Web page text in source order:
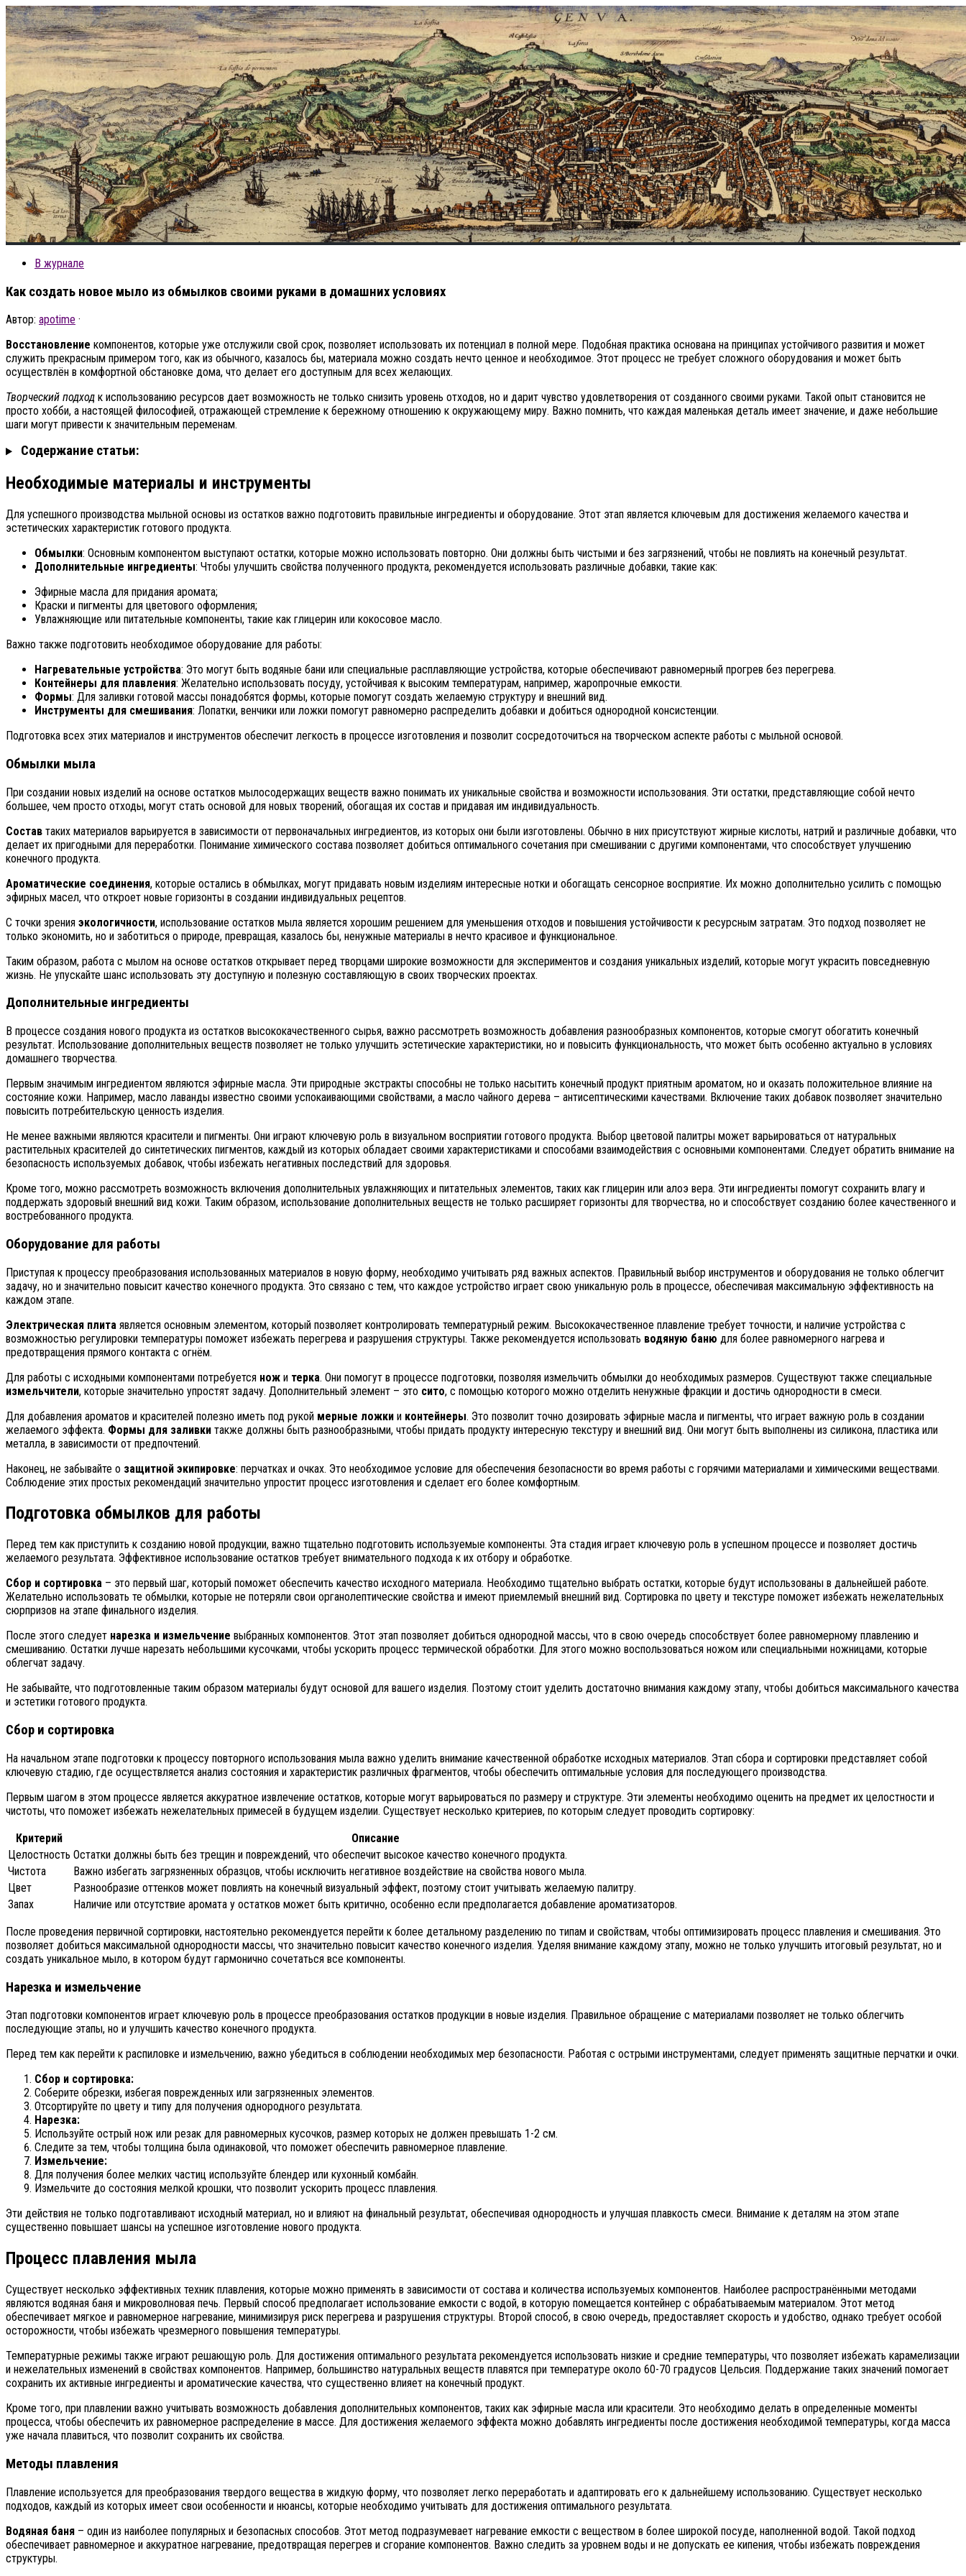
В журнале
Как создать новое мыло из обмылков своими руками в домашних условиях
Автор: apotime ·
Восстановление компонентов, которые уже отслужили свой срок, позволяет использовать их потенциал в полной мере. Подобная практика основана на принципах устойчивого развития и может
служить прекрасным примером того, как из обычного, казалось бы, материала можно создать нечто ценное и необходимое. Этот процесс не требует сложного оборудования и может быть
осуществлён в комфортной обстановке дома, что делает его доступным для всех желающих.
Творческий подход к использованию ресурсов дает возможность не только снизить уровень отходов, но и дарит чувство удовлетворения от созданного своими руками. Такой опыт становится не
просто хобби, а настоящей философией, отражающей стремление к бережному отношению к окружающему миру. Важно помнить, что каждая маленькая деталь имеет значение, и даже небольшие
шаги могут привести к значительным переменам.
Содержание статьи:
Необходимые материалы и инструменты
Для успешного производства мыльной основы из остатков важно подготовить правильные ингредиенты и оборудование. Этот этап является ключевым для достижения желаемого качества и
эстетических характеристик готового продукта.
Обмылки: Основным компонентом выступают остатки, которые можно использовать повторно. Они должны быть чистыми и без загрязнений, чтобы не повлиять на конечный результат.
Дополнительные ингредиенты: Чтобы улучшить свойства полученного продукта, рекомендуется использовать различные добавки, такие как:
Эфирные масла для придания аромата;
Краски и пигменты для цветового оформления;
Увлажняющие или питательные компоненты, такие как глицерин или кокосовое масло.
Важно также подготовить необходимое оборудование для работы:
Нагревательные устройства: Это могут быть водяные бани или специальные расплавляющие устройства, которые обеспечивают равномерный прогрев без перегрева.
Контейнеры для плавления: Желательно использовать посуду, устойчивая к высоким температурам, например, жаропрочные емкости.
Формы: Для заливки готовой массы понадобятся формы, которые помогут создать желаемую структуру и внешний вид.
Инструменты для смешивания: Лопатки, венчики или ложки помогут равномерно распределить добавки и добиться однородной консистенции.
Подготовка всех этих материалов и инструментов обеспечит легкость в процессе изготовления и позволит сосредоточиться на творческом аспекте работы с мыльной основой.
Обмылки мыла
При создании новых изделий на основе остатков мылосодержащих веществ важно понимать их уникальные свойства и возможности использования. Эти остатки, представляющие собой нечто
большее, чем просто отходы, могут стать основой для новых творений, обогащая их состав и придавая им индивидуальность.
Состав таких материалов варьируется в зависимости от первоначальных ингредиентов, из которых они были изготовлены. Обычно в них присутствуют жирные кислоты, натрий и различные добавки, что
делает их пригодными для переработки. Понимание химического состава позволяет добиться оптимального сочетания при смешивании с другими компонентами, что способствует улучшению
конечного продукта.
Ароматические соединения, которые остались в обмылках, могут придавать новым изделиям интересные нотки и обогащать сенсорное восприятие. Их можно дополнительно усилить с помощью
эфирных масел, что откроет новые горизонты в создании индивидуальных рецептов.
С точки зрения экологичности, использование остатков мыла является хорошим решением для уменьшения отходов и повышения устойчивости к ресурсным затратам. Это подход позволяет не
только экономить, но и заботиться о природе, превращая, казалось бы, ненужные материалы в нечто красивое и функциональное.
Таким образом, работа с мылом на основе остатков открывает перед творцами широкие возможности для экспериментов и создания уникальных изделий, которые могут украсить повседневную
жизнь. Не упускайте шанс использовать эту доступную и полезную составляющую в своих творческих проектах.
Дополнительные ингредиенты
В процессе создания нового продукта из остатков высококачественного сырья, важно рассмотреть возможность добавления разнообразных компонентов, которые смогут обогатить конечный
результат. Использование дополнительных веществ позволяет не только улучшить эстетические характеристики, но и повысить функциональность, что может быть особенно актуально в условиях
домашнего творчества.
Первым значимым ингредиентом являются эфирные масла. Эти природные экстракты способны не только насытить конечный продукт приятным ароматом, но и оказать положительное влияние на
состояние кожи. Например, масло лаванды известно своими успокаивающими свойствами, а масло чайного дерева – антисептическими качествами. Включение таких добавок позволяет значительно
повысить потребительскую ценность изделия.
Не менее важными являются красители и пигменты. Они играют ключевую роль в визуальном восприятии готового продукта. Выбор цветовой палитры может варьироваться от натуральных
растительных красителей до синтетических пигментов, каждый из которых обладает своими характеристиками и способами взаимодействия с основными компонентами. Следует обратить внимание на
безопасность используемых добавок, чтобы избежать негативных последствий для здоровья.
Кроме того, можно рассмотреть возможность включения дополнительных увлажняющих и питательных элементов, таких как глицерин или алоэ вера. Эти ингредиенты помогут сохранить влагу и
поддержать здоровый внешний вид кожи. Таким образом, использование дополнительных веществ не только расширяет горизонты для творчества, но и способствует созданию более качественного и
востребованного продукта.
Оборудование для работы
Приступая к процессу преобразования использованных материалов в новую форму, необходимо учитывать ряд важных аспектов. Правильный выбор инструментов и оборудования не только облегчит
задачу, но и значительно повысит качество конечного продукта. Это связано с тем, что каждое устройство играет свою уникальную роль в процессе, обеспечивая максимальную эффективность на
каждом этапе.
Электрическая плита является основным элементом, который позволяет контролировать температурный режим. Высококачественное плавление требует точности, и наличие устройства с
возможностью регулировки температуры поможет избежать перегрева и разрушения структуры. Также рекомендуется использовать водяную баню для более равномерного нагрева и
предотвращения прямого контакта с огнём.
Для работы с исходными компонентами потребуется нож и терка. Они помогут в процессе подготовки, позволяя измельчить обмылки до необходимых размеров. Существуют также специальные
измельчители, которые значительно упростят задачу. Дополнительный элемент – это сито, с помощью которого можно отделить ненужные фракции и достичь однородности в смеси.
Для добавления ароматов и красителей полезно иметь под рукой мерные ложки и контейнеры. Это позволит точно дозировать эфирные масла и пигменты, что играет важную роль в создании
желаемого эффекта. Формы для заливки также должны быть разнообразными, чтобы придать продукту интересную текстуру и внешний вид. Они могут быть выполнены из силикона, пластика или
металла, в зависимости от предпочтений.
Наконец, не забывайте о защитной экипировке: перчатках и очках. Это необходимое условие для обеспечения безопасности во время работы с горячими материалами и химическими веществами.
Соблюдение этих простых рекомендаций значительно упростит процесс изготовления и сделает его более комфортным.
Подготовка обмылков для работы
Перед тем как приступить к созданию новой продукции, важно тщательно подготовить используемые компоненты. Эта стадия играет ключевую роль в успешном процессе и позволяет достичь
желаемого результата. Эффективное использование остатков требует внимательного подхода к их отбору и обработке.
Сбор и сортировка – это первый шаг, который поможет обеспечить качество исходного материала. Необходимо тщательно выбрать остатки, которые будут использованы в дальнейшей работе.
Желательно использовать те обмылки, которые не потеряли свои органолептические свойства и имеют приемлемый внешний вид. Сортировка по цвету и текстуре поможет избежать нежелательных
сюрпризов на этапе финального изделия.
После этого следует нарезка и измельчение выбранных компонентов. Этот этап позволяет добиться однородной массы, что в свою очередь способствует более равномерному плавлению и
смешиванию. Остатки лучше нарезать небольшими кусочками, чтобы ускорить процесс термической обработки. Для этого можно воспользоваться ножом или специальными ножницами, которые
облегчат задачу.
Не забывайте, что подготовленные таким образом материалы будут основой для вашего изделия. Поэтому стоит уделить достаточно внимания каждому этапу, чтобы добиться максимального качества
и эстетики готового продукта.
Сбор и сортировка
На начальном этапе подготовки к процессу повторного использования мыла важно уделить внимание качественной обработке исходных материалов. Этап сбора и сортировки представляет собой
ключевую стадию, где осуществляется анализ состояния и характеристик различных фрагментов, чтобы обеспечить оптимальные условия для последующего производства.
Первым шагом в этом процессе является аккуратное извлечение остатков, которые могут варьироваться по размеру и структуре. Эти элементы необходимо оценить на предмет их целостности и
чистоты, что поможет избежать нежелательных примесей в будущем изделии. Существует несколько критериев, по которым следует проводить сортировку:
Критерий
Описание
Целостность Остатки должны быть без трещин и повреждений, что обеспечит высокое качество конечного продукта.
Чистота
Важно избегать загрязненных образцов, чтобы исключить негативное воздействие на свойства нового мыла.
Цвет
Разнообразие оттенков может повлиять на конечный визуальный эффект, поэтому стоит учитывать желаемую палитру.
Запах
Наличие или отсутствие аромата у остатков может быть критично, особенно если предполагается добавление ароматизаторов.
После проведения первичной сортировки, настоятельно рекомендуется перейти к более детальному разделению по типам и свойствам, чтобы оптимизировать процесс плавления и смешивания. Это
позволяет добиться максимальной однородности массы, что значительно повысит качество конечного изделия. Уделяя внимание каждому этапу, можно не только улучшить итоговый результат, но и
создать уникальное мыло, в котором будут гармонично сочетаться все компоненты.
Нарезка и измельчение
Этап подготовки компонентов играет ключевую роль в процессе преобразования остатков продукции в новые изделия. Правильное обращение с материалами позволяет не только облегчить
последующие этапы, но и улучшить качество конечного продукта.
Перед тем как перейти к распиловке и измельчению, важно убедиться в соблюдении необходимых мер безопасности. Работая с острыми инструментами, следует применять защитные перчатки и очки.
Сбор и сортировка:
Соберите обрезки, избегая поврежденных или загрязненных элементов.
Отсортируйте по цвету и типу для получения однородного результата.
Нарезка:
Используйте острый нож или резак для равномерных кусочков, размер которых не должен превышать 1-2 см.
Следите за тем, чтобы толщина была одинаковой, что поможет обеспечить равномерное плавление.
Измельчение:
Для получения более мелких частиц используйте блендер или кухонный комбайн.
Измельчите до состояния мелкой крошки, что позволит ускорить процесс плавления.
Эти действия не только подготавливают исходный материал, но и влияют на финальный результат, обеспечивая однородность и улучшая плавкость смеси. Внимание к деталям на этом этапе
существенно повышает шансы на успешное изготовление нового продукта.
Процесс плавления мыла
Существует несколько эффективных техник плавления, которые можно применять в зависимости от состава и количества используемых компонентов. Наиболее распространёнными методами
являются водяная баня и микроволновая печь. Первый способ предполагает использование емкости с водой, в которую помещается контейнер с обрабатываемым материалом. Этот метод
обеспечивает мягкое и равномерное нагревание, минимизируя риск перегрева и разрушения структуры. Второй способ, в свою очередь, предоставляет скорость и удобство, однако требует особой
осторожности, чтобы избежать чрезмерного повышения температуры.
Температурные режимы также играют решающую роль. Для достижения оптимального результата рекомендуется использовать низкие и средние температуры, что позволяет избежать карамелизации
и нежелательных изменений в свойствах компонентов. Например, большинство натуральных веществ плавятся при температуре около 60-70 градусов Цельсия. Поддержание таких значений помогает
сохранить их активные ингредиенты и ароматические качества, что существенно влияет на конечный продукт.
Кроме того, при плавлении важно учитывать возможность добавления дополнительных компонентов, таких как эфирные масла или красители. Это необходимо делать в определенные моменты
процесса, чтобы обеспечить их равномерное распределение в массе. Для достижения желаемого эффекта можно добавлять ингредиенты после достижения необходимой температуры, когда масса
уже начала плавиться, что позволит сохранить их свойства.
Методы плавления
Плавление используется для преобразования твердого вещества в жидкую форму, что позволяет легко переработать и адаптировать его к дальнейшему использованию. Существует несколько
подходов, каждый из которых имеет свои особенности и нюансы, которые необходимо учитывать для достижения оптимального результата.
Водяная баня – один из наиболее популярных и безопасных способов. Этот метод подразумевает нагревание емкости с веществом в более широкой посуде, наполненной водой. Такой подход
обеспечивает равномерное и аккуратное нагревание, предотвращая перегрев и сгорание компонентов. Важно следить за уровнем воды и не допускать ее кипения, чтобы избежать повреждения
структуры.